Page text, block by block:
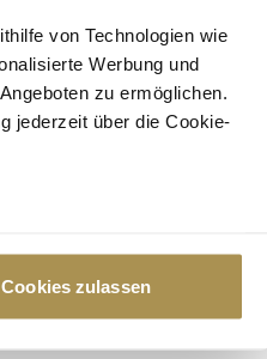
von Technologien wie
Werbung und
zu ermöglichen.
jederzeit über die Cookie-
Präferenzen im
Cookies zulassen